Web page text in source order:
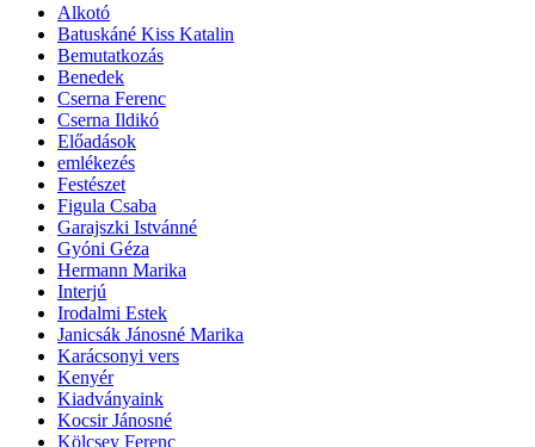
Alkotó
Batuskáné Kiss Katalin
Bemutatkozás
Benedek
Cserna Ferenc
Cserna Ildikó
Előadások
emlékezés
Festészet
Figula Csaba
Garajszki Istvánné
Gyóni Géza
Hermann Marika
Interjú
Irodalmi Estek
Janicsák Jánosné Marika
Karácsonyi vers
Kenyér
Kiadványaink
Kocsir Jánosné
Kölcsey Ferenc